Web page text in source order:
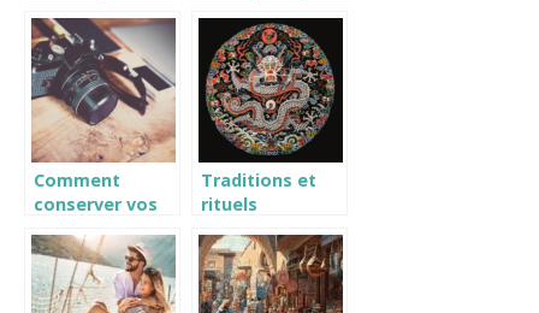
de voyager en
caravane
modique a
Pointe a Pitre
Comment
conserver vos
photos de
souvenir de
vacances ?
Traditions et
rituels
du nouvel an
chinois